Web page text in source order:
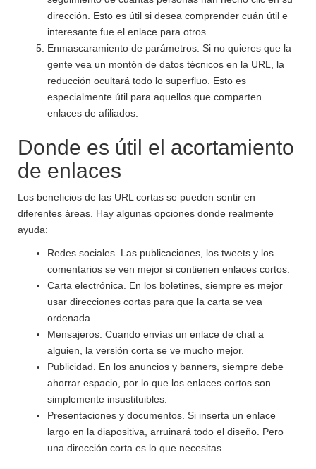
dirección. Esto es útil si desea comprender cuán útil e
interesante fue el enlace para otros.
Enmascaramiento de parámetros. Si no quieres que la
gente vea un montón de datos técnicos en la URL, la
reducción ocultará todo lo superfluo. Esto es
especialmente útil para aquellos que comparten
enlaces de afiliados.
Donde es útil el acortamiento
de enlaces
Los beneficios de las URL cortas se pueden sentir en
diferentes áreas. Hay algunas opciones donde realmente
ayuda:
Redes sociales. Las publicaciones, los tweets y los
comentarios se ven mejor si contienen enlaces cortos.
Carta electrónica. En los boletines, siempre es mejor
usar direcciones cortas para que la carta se vea
ordenada.
Mensajeros. Cuando envías un enlace de chat a
alguien, la versión corta se ve mucho mejor.
Publicidad. En los anuncios y banners, siempre debe
ahorrar espacio, por lo que los enlaces cortos son
simplemente insustituibles.
Presentaciones y documentos. Si inserta un enlace
largo en la diapositiva, arruinará todo el diseño. Pero
una dirección corta es lo que necesitas.